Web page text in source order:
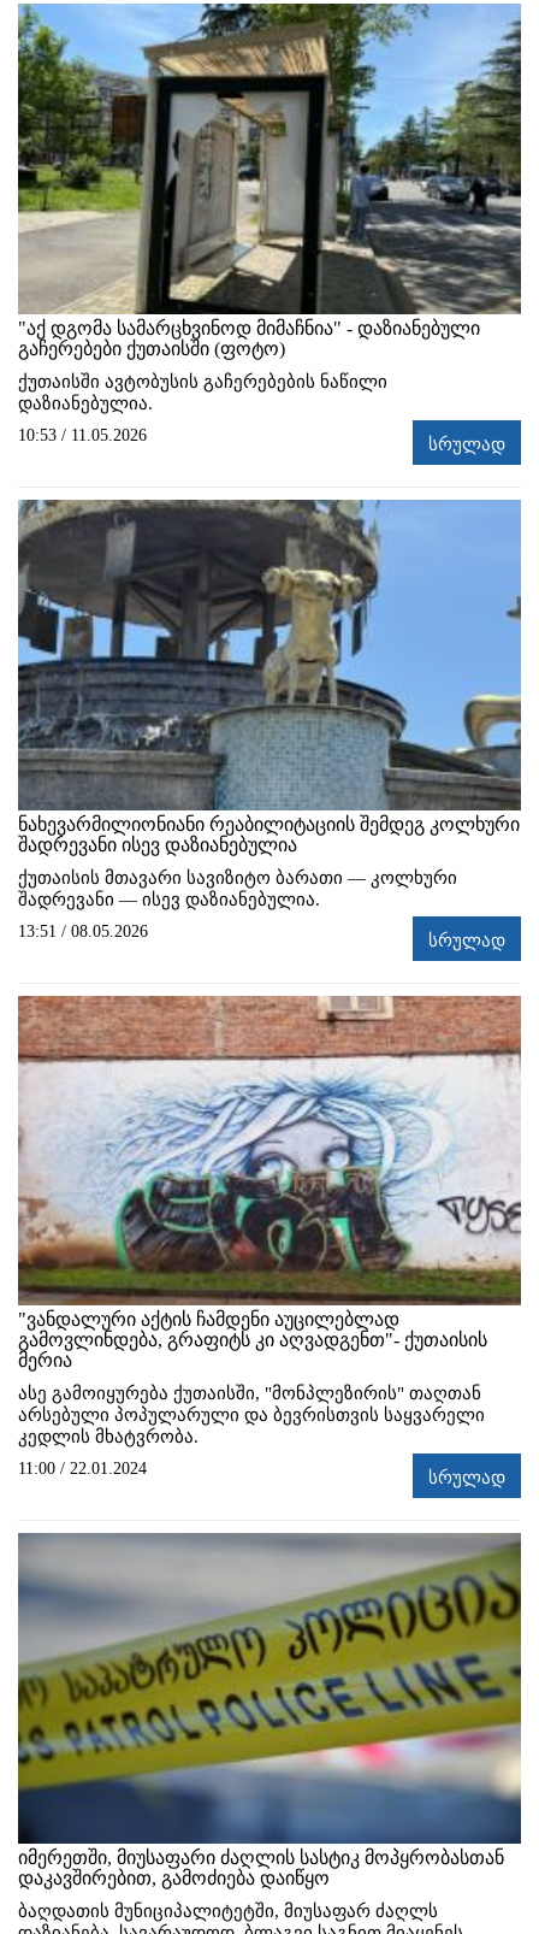
"აქ დგომა სამარცხვინოდ მიმაჩნია" - დაზიანებული
გაჩერებები ქუთაისში (ფოტო)
ქუთაისში ავტობუსის გაჩერებების ნაწილი
დაზიანებულია.
10:53 / 11.05.2026 სრულად
ნახევარმილიონიანი რეაბილიტაციის შემდეგ კოლხური
შადრევანი ისევ დაზიანებულია
ქუთაისის მთავარი სავიზიტო ბარათი — კოლხური
შადრევანი — ისევ დაზიანებულია.
13:51 / 08.05.2026 სრულად
"ვანდალური აქტის ჩამდენი აუცილებლად
გამოვლინდება, გრაფიტს კი აღვადგენთ"- ქუთაისის
მერია
ასე გამოიყურება ქუთაისში, "მონპლეზირის" თაღთან
არსებული პოპულარული და ბევრისთვის საყვარელი
კედლის მხატვრობა.
11:00 / 22.01.2024 სრულად
იმერეთში, მიუსაფარი ძაღლის სასტიკ მოპყრობასთან
დაკავშირებით, გამოძიება დაიწყო
ბაღდათის მუნიციპალიტეტში, მიუსაფარ ძაღლს